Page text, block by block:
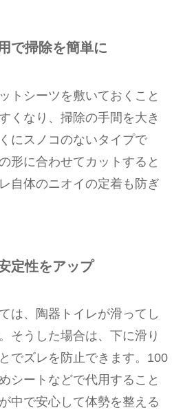
で掃除を簡単に
トシーツを敷いておくこと
くなり、掃除の手間を大き
にスノコのないタイプで
形に合わせてカットすると
自体のニオイの定着も防ぎ
定性をアップ
は、陶器トイレが滑ってし
そうした場合は、下に滑り
でズレを防止できます。100
シートなどで代用すること
中で安心して体勢を整える